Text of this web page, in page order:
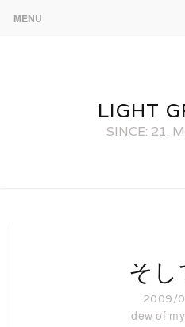
MENU
LIGHT
SINCE: 21.
そ
2009/
dew of my